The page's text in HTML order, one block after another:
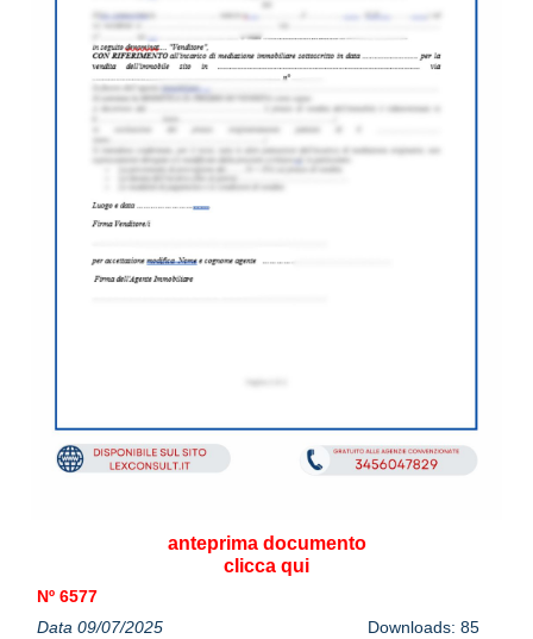
anteprima documento
clicca qui
Nº 6577
Data 09/07/2025
Downloads: 85